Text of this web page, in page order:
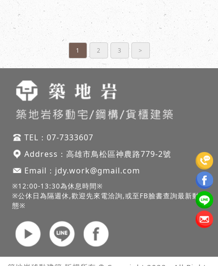
1 2 3 >
TEL： 07-7333607
Address： 高雄市鳥松區神農路779-2號
Email： jdy.work@gmail.com
※12:00-13:30為休息時間※
※公休日為隔週休,歡迎先來電洽詢,或至FB臉書查詢最新動
態※